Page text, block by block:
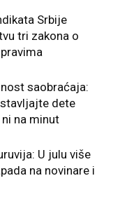
Srbije
tri zakona o
saobraćaja:
dete
na minut
U julu više
na novinare i